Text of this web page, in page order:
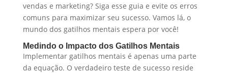
vendas e marketing? Siga esse guia e evite os erros
comuns para maximizar seu sucesso. Vamos lá, o
mundo dos gatilhos mentais espera por você!
Medindo o Impacto dos Gatilhos Mentais
Implementar gatilhos mentais é apenas uma parte
da equação. O verdadeiro teste de sucesso reside